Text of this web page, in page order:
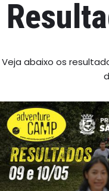
Veja abaixo os